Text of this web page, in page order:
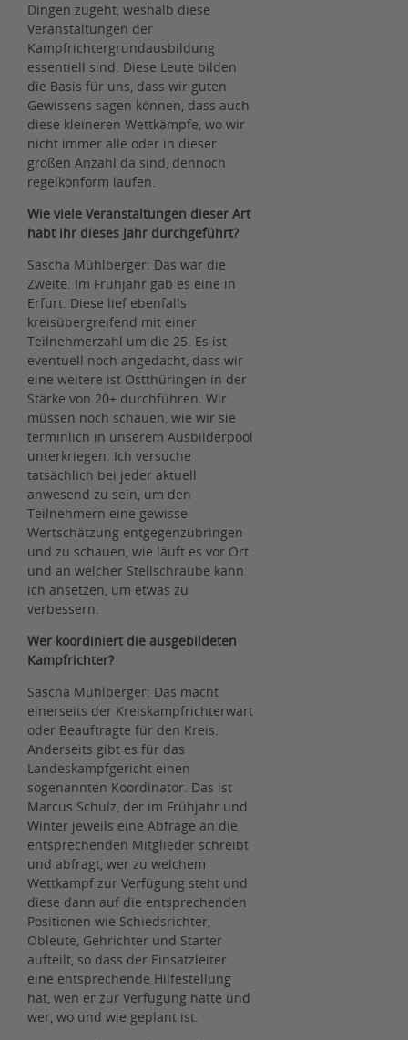
Dingen zugeht, weshalb diese
Veranstaltungen der
Kampfrichtergrundausbildung
essentiell sind. Diese Leute bilden
die Basis für uns, dass wir guten
Gewissens sagen können, dass auch
diese kleineren Wettkämpfe, wo wir
nicht immer alle oder in dieser
großen Anzahl da sind, dennoch
regelkonform laufen.
Wie viele Veranstaltungen dieser Art
habt ihr dieses Jahr durchgeführt?
Sascha Mühlberger: Das war die
Zweite. Im Frühjahr gab es eine in
Erfurt. Diese lief ebenfalls
kreisübergreifend mit einer
Teilnehmerzahl um die 25. Es ist
eventuell noch angedacht, dass wir
eine weitere ist Ostthüringen in der
Stärke von 20+ durchführen. Wir
müssen noch schauen, wie wir sie
terminlich in unserem Ausbilderpool
unterkriegen. Ich versuche
tatsächlich bei jeder aktuell
anwesend zu sein, um den
Teilnehmern eine gewisse
Wertschätzung entgegenzubringen
und zu schauen, wie läuft es vor Ort
und an welcher Stellschraube kann
ich ansetzen, um etwas zu
verbessern.
Wer koordiniert die ausgebildeten
Kampfrichter?
Sascha Mühlberger: Das macht
einerseits der Kreiskampfrichterwart
oder Beauftragte für den Kreis.
Anderseits gibt es für das
Landeskampfgericht einen
sogenannten Koordinator. Das ist
Marcus Schulz, der im Frühjahr und
Winter jeweils eine Abfrage an die
entsprechenden Mitglieder schreibt
und abfragt, wer zu welchem
Wettkampf zur Verfügung steht und
diese dann auf die entsprechenden
Positionen wie Schiedsrichter,
Obleute, Gehrichter und Starter
aufteilt, so dass der Einsatzleiter
eine entsprechende Hilfestellung
hat, wen er zur Verfügung hätte und
wer, wo und wie geplant ist.